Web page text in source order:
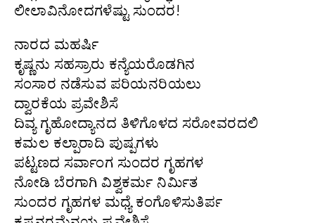
ಲೀಲಾವಿನೋದಗಳೆಷ್ಟು ಸುಂದರ!
ನಾರದ ಮಹರ್ಷಿ
ಕೃಷ್ಣನು ಸಹಸ್ರಾರು ಕನ್ಯೆಯರೊಡಗಿನ
ಸಂಸಾರ ನಡೆಸುವ ಪರಿಯನರಿಯಲು
ದ್ವಾರಕೆಯ ಪ್ರವೇಶಿಸೆ
ದಿವ್ಯ ಗೃಹೋದ್ಯಾನದ ತಿಳಿಗೊಳದ ಸರೋವರದಲಿ
ಕಮಲ ಕಲ್ಪಾರಾದಿ ಪುಷ್ಪಗಳು
ಪಟ್ಟಣದ ಸರ್ವಾಂಗ ಸುಂದರ ಗೃಹಗಳ
ನೋಡಿ ಬೆರಗಾಗಿ ವಿಶ್ವಕರ್ಮ ನಿರ್ಮಿತ
ಸುಂದರ ಗೃಹಗಳ ಮಧ್ಯೆ ಕಂಗೊಳಿಸುತಿರ್ಪ